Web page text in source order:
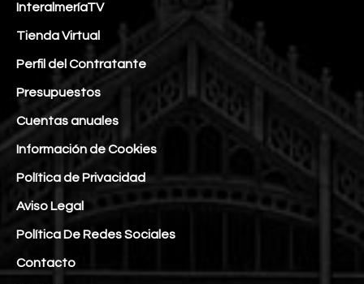
InteralmeríaTV
Tienda Virtual
Perfil del Contratante
Presupuestos
Cuentas anuales
Información de Cookies
Política de Privacidad
Aviso Legal
Política De Redes Sociales
Contacto